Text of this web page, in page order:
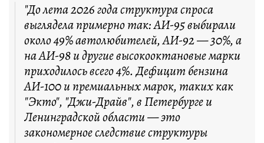
"До лета 2026 года структура спроса
выглядела примерно так: АИ-95 выбирали
около 49% автолюбителей, АИ-92 — 30%, а
на АИ-98 и другие высокооктановые марки
приходилось всего 4%. Дефицит бензина
АИ-100 и премиальных марок, таких как
"Экто", "Джи-Драйв", в Петербурге и
Ленинградской области — это
закономерное следствие структуры